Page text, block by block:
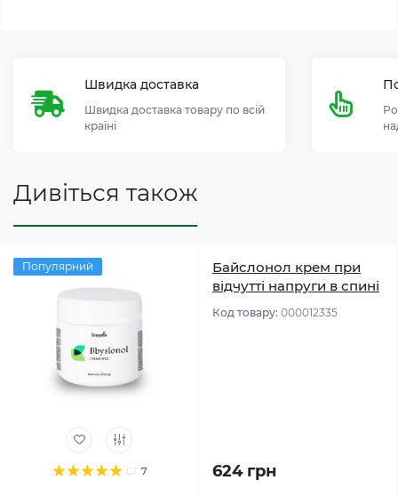
Швидка доставка
Швидка доставка товару по всій
країні
Дивіться також
Популярний
7
Байслонол крем при
відчутті напруги в спині
Код товару: 000012335
624 грн